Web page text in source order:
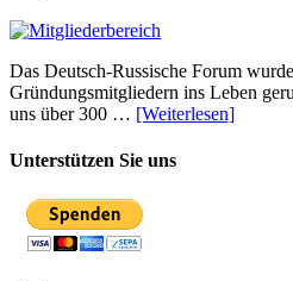
Das Deutsch-Russische Forum
Gründungsmitgliedern ins Leben
uns über 300 … [Weiterlesen]
Unterstützen Sie uns